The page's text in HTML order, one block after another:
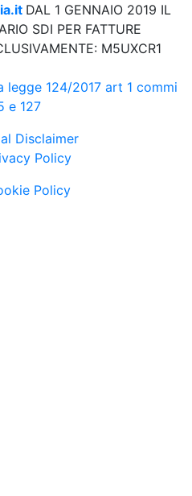
DAL 1 GENNAIO 2019 IL
SDI PER FATTURE
M5UXCR1
legge 124/2017 art 1 commi
e 127
Disclaimer
Policy
Policy